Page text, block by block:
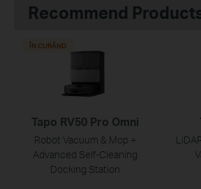
Recommend
Tapo RV50 Pro Omni
Robot Vacuum & Mop +
Advanced Self-Cleaning
Docking Station
ÎN CURÂND